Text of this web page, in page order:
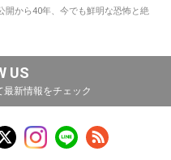
開から40年、今でも鮮明な恐怖と絶
US
最新情報をチェック